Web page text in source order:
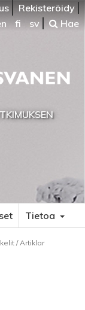
Rekisteröidy
fi sv Hae
Tietoa
/ Artiklar